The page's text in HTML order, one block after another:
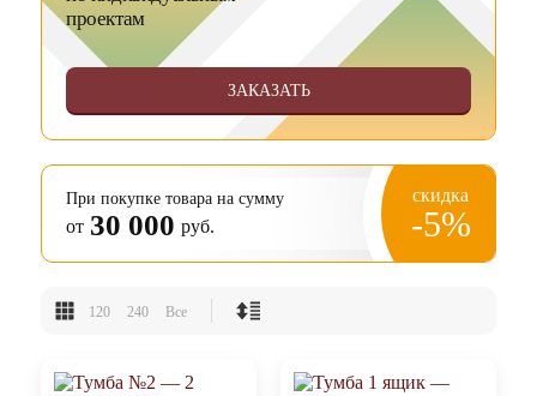
проектам
ЗАКАЗАТЬ
При покупке товара на сумму
от 30 000 руб.
скидка
-5%
120 240 Все